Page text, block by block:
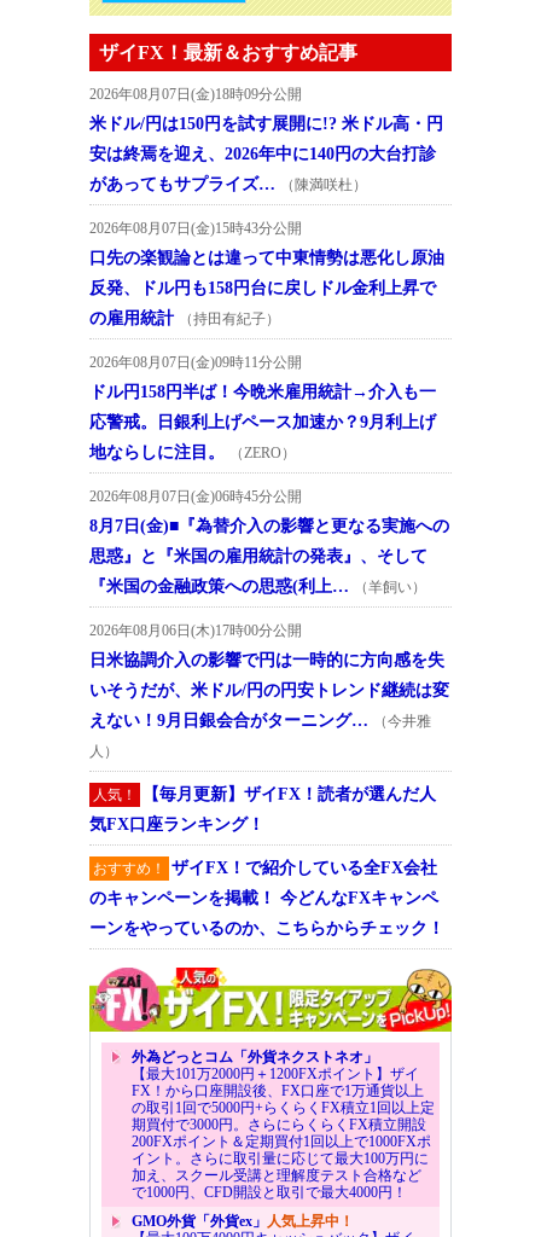
ザイFX！最新＆おすすめ記事
2026年08月07日(金)18時09分公開
米ドル/円は150円を試す展開に!? 米ドル高・円
安は終焉を迎え、2026年中に140円の大台打診
があってもサプライズ…
（陳満咲杜）
2026年08月07日(金)15時43分公開
口先の楽観論とは違って中東情勢は悪化し原油
反発、ドル円も158円台に戻しドル金利上昇で
の雇用統計
（持田有紀子）
2026年08月07日(金)09時11分公開
ドル円158円半ば！今晩米雇用統計→介入も一
応警戒。日銀利上げペース加速か？9月利上げ
地ならしに注目。
（ZERO）
2026年08月07日(金)06時45分公開
8月7日(金)■『為替介入の影響と更なる実施への
思惑』と『米国の雇用統計の発表』、そして
『米国の金融政策への思惑(利上…
（羊飼い）
2026年08月06日(木)17時00分公開
日米協調介入の影響で円は一時的に方向感を失
いそうだが、米ドル/円の円安トレンド継続は変
えない！9月日銀会合がターニング…
（今井雅
人）
人気！
【毎月更新】ザイFX！読者が選んだ人
気FX口座ランキング！
おすすめ！
ザイFX！で紹介している全FX会社
のキャンペーンを掲載！ 今どんなFXキャンペ
ーンをやっているのか、こちらからチェック！
外為どっとコム「外貨ネクストネオ」
【最大101万2000円＋1200FXポイント】ザイ
FX！から口座開設後、FX口座で1万通貨以上
の取引1回で5000円+らくらくFX積立1回以上定
期買付で3000円。さらにらくらくFX積立開設
200FXポイント＆定期買付1回以上で1000FXポ
イント。さらに取引量に応じて最大100万円に
加え、スクール受講と理解度テスト合格など
で1000円、CFD開設と取引で最大4000円！
GMO外貨「外貨ex」 人気上昇中！